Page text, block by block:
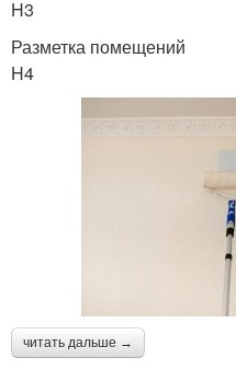
H3
Разметка помещений
H4
читать дальше →